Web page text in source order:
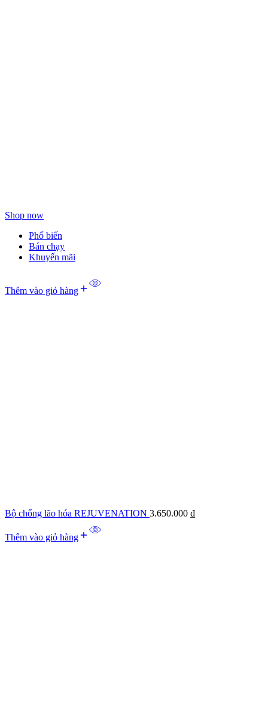
Shop now
Phổ biến
Bán chạy
Khuyến mãi
Thêm vào giỏ hàng
Bộ chống lão hóa REJUVENATION 3.650.000 ₫
Thêm vào giỏ hàng